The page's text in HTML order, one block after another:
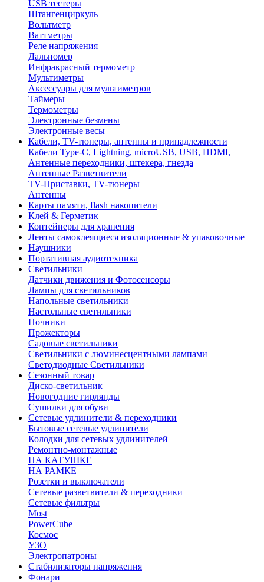
USB тестеры
Штангенциркуль
Вольтметр
Ваттметры
Реле напряжения
Дальномер
Инфракрасный термометр
Мультиметры
Аксессуары для мультиметров
Таймеры
Термометры
Электронные безмены
Электронные весы
Кабели, TV-тюнеры, антенны и принадлежности
Кабели Type-C, Lightning, microUSB, USB, HDMI,
Антенные переходники, штекера, гнезда
Антенные Разветвители
TV-Приставки, TV-тюнеры
Антенны
Карты памяти, flash накопители
Клей & Герметик
Контейнеры для хранения
Ленты самоклеящиеся изоляционные & упаковочные
Наушники
Портативная аудиотехника
Светильники
Датчики движения и Фотосенсоры
Лампы для светильников
Напольные светильники
Настольные светильники
Ночники
Прожекторы
Садовые светильники
Светильники с люминесцентными лампами
Светодиодные Светильники
Сезонный товар
Диско-светильник
Новогодние гирлянды
Сушилки для обуви
Сетевые удлинители & переходники
Бытовые сетевые удлинители
Колодки для сетевых удлинителей
Ремонтно-монтажные
НА КАТУШКЕ
НА РАМКЕ
Розетки и выключатели
Сетевые разветвители & переходники
Сетевые фильтры
Most
PowerCube
Космос
УЗО
Электропатроны
Стабилизаторы напряжения
Фонари